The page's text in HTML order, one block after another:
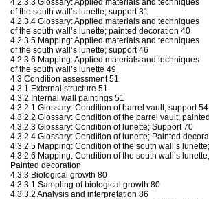
of the south wall’s lunette; support 31
4.2.3.4 Glossary: Applied materials and techniques
of the south wall’s lunette; painted decoration 40
4.2.3.5 Mapping: Applied materials and techniques
of the south wall’s lunette; support 46
4.2.3.6 Mapping: Applied materials and techniques
of the south wall’s lunette 49
4.3 Condition assessment 51
4.3.1 External structure 51
4.3.2 Internal wall paintings 51
4.3.2.1 Glossary: Condition of barrel vault; support 54
4.3.2.2 Glossary: Condition of the barrel vault;
4.3.2.3 Glossary: Condition of lunette; Support 70
4.3.2.4 Glossary: Condition of lunette; Painted
4.3.2.5 Mapping: Condition of the south wall’s
4.3.2.6 Mapping: Condition of the south wall’s
Painted decoration
4.3.3 Biological growth 80
4.3.3.1 Sampling of biological growth 80
4.3.3.2 Analysis and interpretation 86